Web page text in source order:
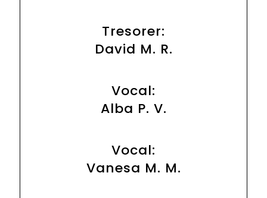
Tresorer:
David M. R.
Vocal:
Alba P. V.
Vocal:
Vanesa M. M.